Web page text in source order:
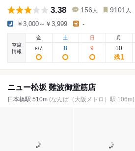
3.38 156 人 9101 人
￥3,000～￥3,999 -
空席
情報
金
8/7
土
8
日
9
月
10
残1
ニュー松坂 難波御堂筋店
日本橋駅 510m (なんば（大阪メトロ）駅 106m)